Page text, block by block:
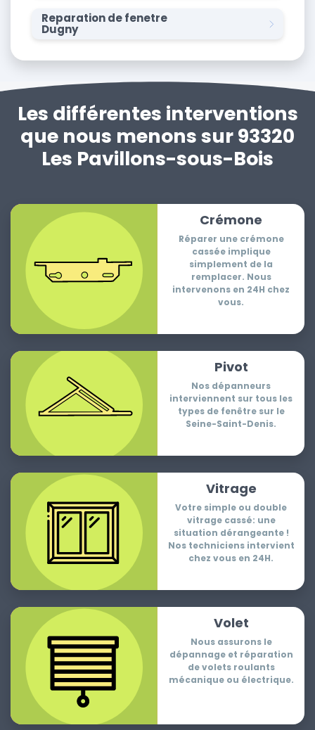
Reparation de fenetre
Dugny
Les différentes interventions
que nous menons sur 93320
Les Pavillons-sous-Bois
Crémone
Réparer une crémone
cassée implique
simplement de la
remplacer. Nous
intervenons en 24H chez
vous.
Pivot
Nos dépanneurs
interviennent sur tous les
types de fenêtre sur le
Seine-Saint-Denis.
Vitrage
Votre simple ou double
vitrage cassé: une
situation dérangeante !
Nos techniciens intervient
chez vous en 24H.
Volet
Nous assurons le
dépannage et réparation
de volets roulants
mécanique ou électrique.